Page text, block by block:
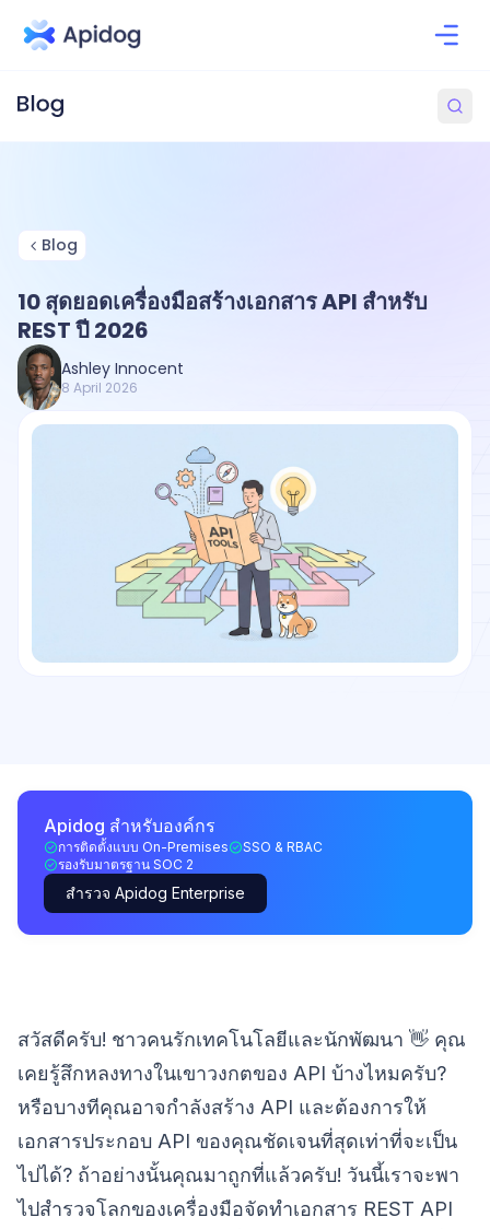
Blog
10 สุดยอดเครื่องมือสร้างเอกสาร API สำหรับ
REST ปี 2026
Ashley Innocent
8 April 2026
Apidog สำหรับองค์กร
การติดตั้งแบบ On-Premises
SSO & RBAC
รองรับมาตรฐาน SOC 2
สำรวจ Apidog Enterprise
สวัสดีครับ! ชาวคนรักเทคโนโลยีและนักพัฒนา 👋 คุณ
เคยรู้สึกหลงทางในเขาวงกตของ API บ้างไหมครับ?
หรือบางทีคุณอาจกำลังสร้าง API และต้องการให้
เอกสารประกอบ API ของคุณชัดเจนที่สุดเท่าที่จะเป็น
ไปได้? ถ้าอย่างนั้นคุณมาถูกที่แล้วครับ! วันนี้เราจะพา
ไปสำรวจโลกของเครื่องมือจัดทำเอกสาร REST API